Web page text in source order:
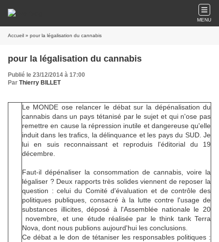
MENU
Accueil » pour la légalisation du cannabis
pour la légalisation du cannabis
Publié le 23/12/2014 à 17:00
Par Thierry BILLET
Le MONDE ose relancer le débat sur la dépénalisation du
cannabis dans un pays tétanisé par le sujet et qui n'ose pas
remettre en cause la répression inutile et dangereuse qu'elle
induit dans les trafics, la délinquance et les pays du SUD. Je
lui en suis reconnaissant et reproduis l'éditorial du 19
décembre.
Faut-il dépénaliser la consommation de cannabis, voire la
légaliser ? Deux rapports très solides viennent de reposer la
question : celui du Comité d'évaluation et de contrôle des
politiques publiques, consacré à la lutte contre l'usage de
substances illicites, déposé à l'Assemblée nationale le 20
novembre, et une étude réalisée par le think tank Terra
Nova, dont nous publions aujourd'hui les conclusions.
Ce débat a le don de tétaniser les responsables politiques :